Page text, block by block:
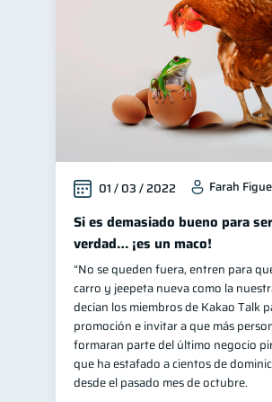
Cuenta Inactiva 1
inversiones 1
Finanzas personales 44
Educación financiera
Finanzas para jóvenes 30
Finanzas familiares 25
Inclusión financiera 22
Bienestar financiero 22
Finanzas para mujeres
Salud financiera 12
Productos financieros 11
Organización Financiera 10
Deudas 10
Entidad financiera
01 / 03 / 2022 Farah
Si es demasiado bueno para ser
verdad… ¡es un maco!
“No se queden fuera, entren para
carro y jeepeta nueva como la
decían los miembros de Kakao Talk
promoción e invitar a que más
formaran parte del último negocio
que ha estafado a cientos de
desde el pasado mes de octubre.